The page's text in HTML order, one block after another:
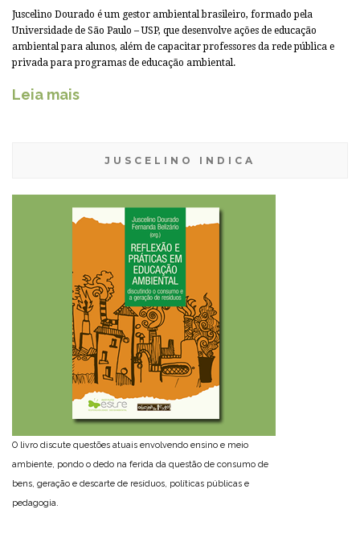
Juscelino Dourado é um gestor ambiental brasileiro, formado pela
Universidade de São Paulo – USP, que desenvolve ações de educação
ambiental para alunos, além de capacitar professores da rede pública e
privada para programas de educação ambiental.
Leia mais
JUSCELINO INDICA
O livro discute questões atuais envolvendo ensino e meio
ambiente, pondo o dedo na ferida da questão de consumo de
bens, geração e descarte de resíduos, políticas públicas e
pedagogia.